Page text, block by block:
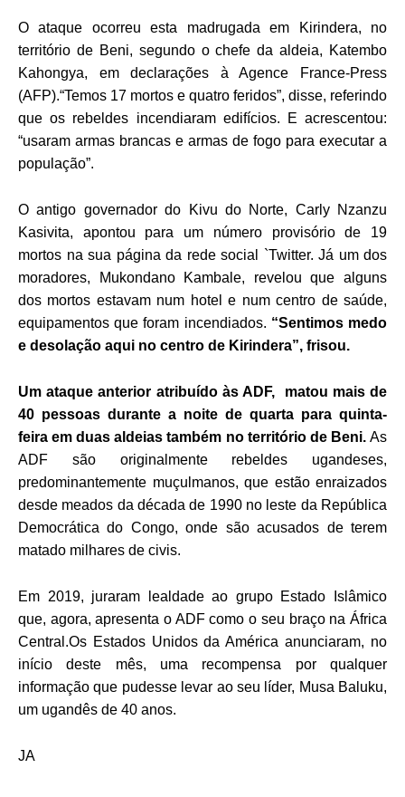
O ataque ocorreu esta madrugada em Kirindera, no
território de Beni, segundo o chefe da aldeia, Katembo
Kahongya, em declarações à Agence France-Press
(AFP).“Temos 17 mortos e quatro feridos”, disse, referindo
que os rebeldes incendiaram edifícios.
E acrescentou:
“usaram armas brancas e armas de fogo para executar a
população”.
O antigo governador do Kivu do Norte, Carly Nzanzu
Kasivita, apontou para um número provisório de 19
mortos na sua página da rede social `Twitter. Já um dos
moradores, Mukondano Kambale, revelou que alguns
dos mortos estavam num hotel e num centro de saúde,
equipamentos que foram incendiados. “Sentimos medo
e desolação aqui no centro de Kirindera”, frisou.
Um ataque anterior atribuído às ADF, matou mais de
40 pessoas durante a noite de quarta para quinta-
feira em duas aldeias também no território de Beni. As
ADF são originalmente rebeldes ugandeses,
predominantemente muçulmanos, que estão enraizados
desde meados da década de 1990 no leste da República
Democrática do Congo, onde são acusados de terem
matado milhares de civis.
Em 2019, juraram lealdade ao grupo Estado Islâmico
que, agora, apresenta o ADF como o seu braço na África
Central.Os Estados Unidos da América anunciaram, no
início deste mês, uma recompensa por qualquer
informação que pudesse levar ao seu líder, Musa Baluku,
um ugandês de 40 anos.
JA